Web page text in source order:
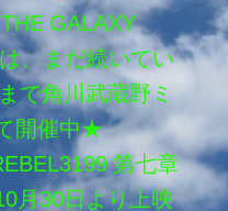
GALAXY
、まだ続いてい
で角川武蔵野ミ
開催中★
第七章
月30日より上映